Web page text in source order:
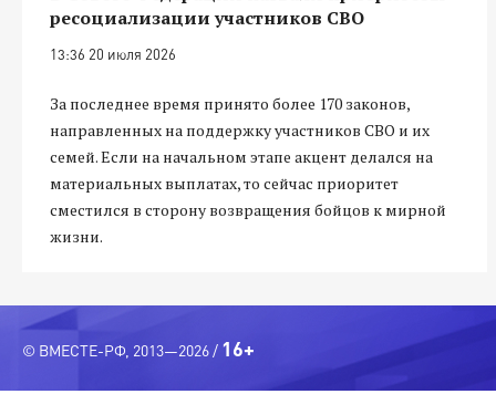
ресоциализации участников СВО
13:36 20 июля 2026
За последнее время принято более 170 законов,
направленных на поддержку участников СВО и их
семей. Если на начальном этапе акцент делался на
материальных выплатах, то сейчас приоритет
сместился в сторону возвращения бойцов к мирной
жизни.
© ВМЕСТЕ-РФ, 2013—2026 / 16+